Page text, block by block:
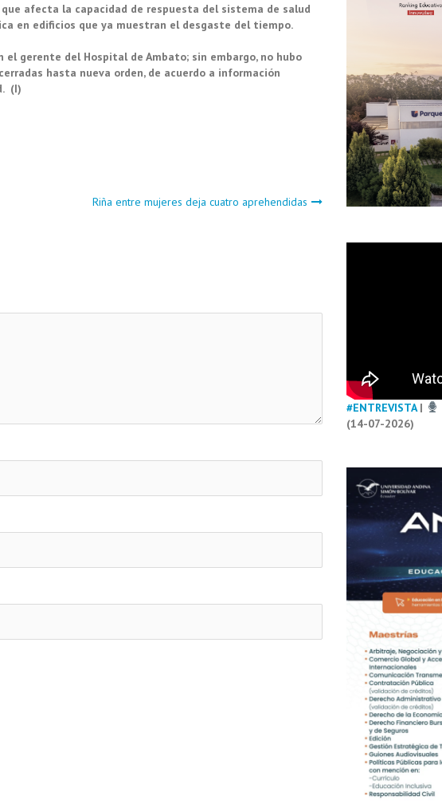
afecta la capacidad de respuesta del sistema de salud
en edificios que ya muestran el desgaste del tiempo.
gerente del Hospital de Ambato; sin embargo, no hubo
hasta nueva orden, de acuerdo a información
(I)
Riña entre mujeres deja cuatro aprehendidas
#ENTREVISTA|
(14-07-2026)